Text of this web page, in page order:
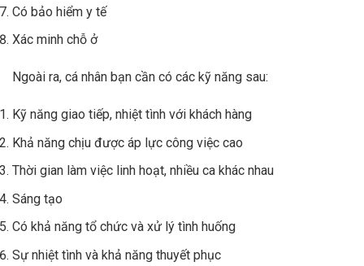
Có bảo hiểm y tế
Xác minh chỗ ở
Ngoài ra, cá nhân bạn cần có các kỹ năng sau:
Kỹ năng giao tiếp, nhiệt tình với khách hàng
Khả năng chịu được áp lực công việc cao
Thời gian làm việc linh hoạt, nhiều ca khác nhau
Sáng tạo
Có khả năng tổ chức và xử lý tình huống
Sự nhiệt tình và khả năng thuyết phục